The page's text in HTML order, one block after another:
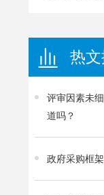
热
评审因素未
道吗？
政府采购框